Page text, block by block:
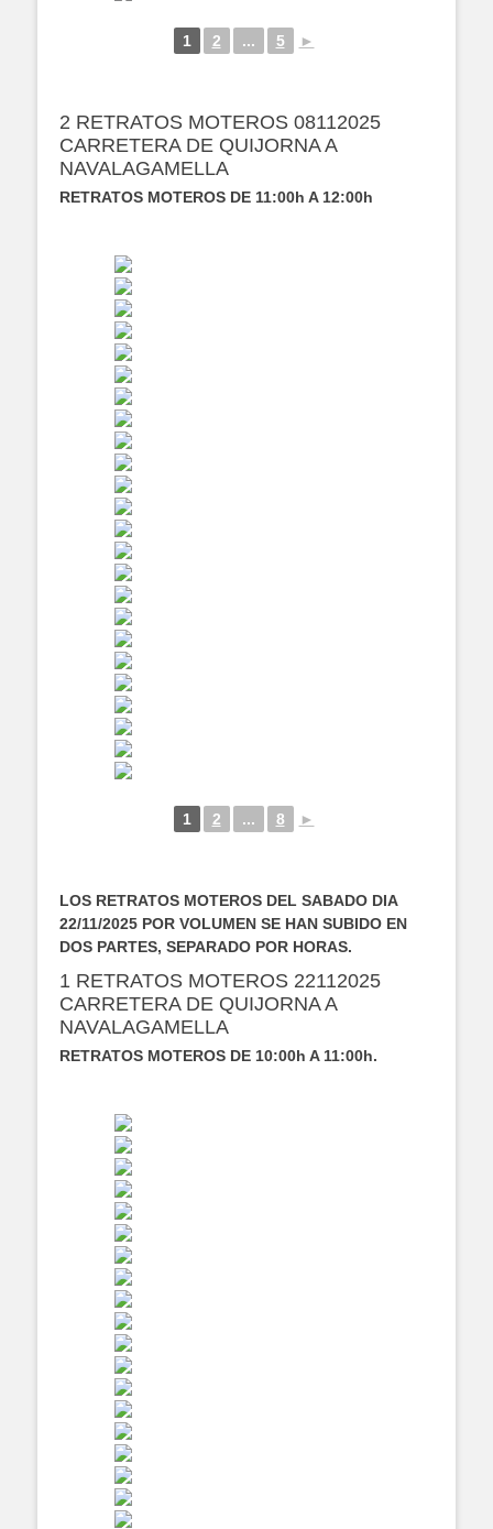
1 2 ... 5 ►
2 RETRATOS MOTEROS 08112025
CARRETERA DE QUIJORNA A
NAVALAGAMELLA
RETRATOS MOTEROS DE 11:00h A 12:00h
1 2 ... 8 ►
LOS RETRATOS MOTEROS DEL SABADO DIA
22/11/2025 POR VOLUMEN SE HAN SUBIDO EN
DOS PARTES, SEPARADO POR HORAS.
1 RETRATOS MOTEROS 22112025
CARRETERA DE QUIJORNA A
NAVALAGAMELLA
RETRATOS MOTEROS DE 10:00h A 11:00h.